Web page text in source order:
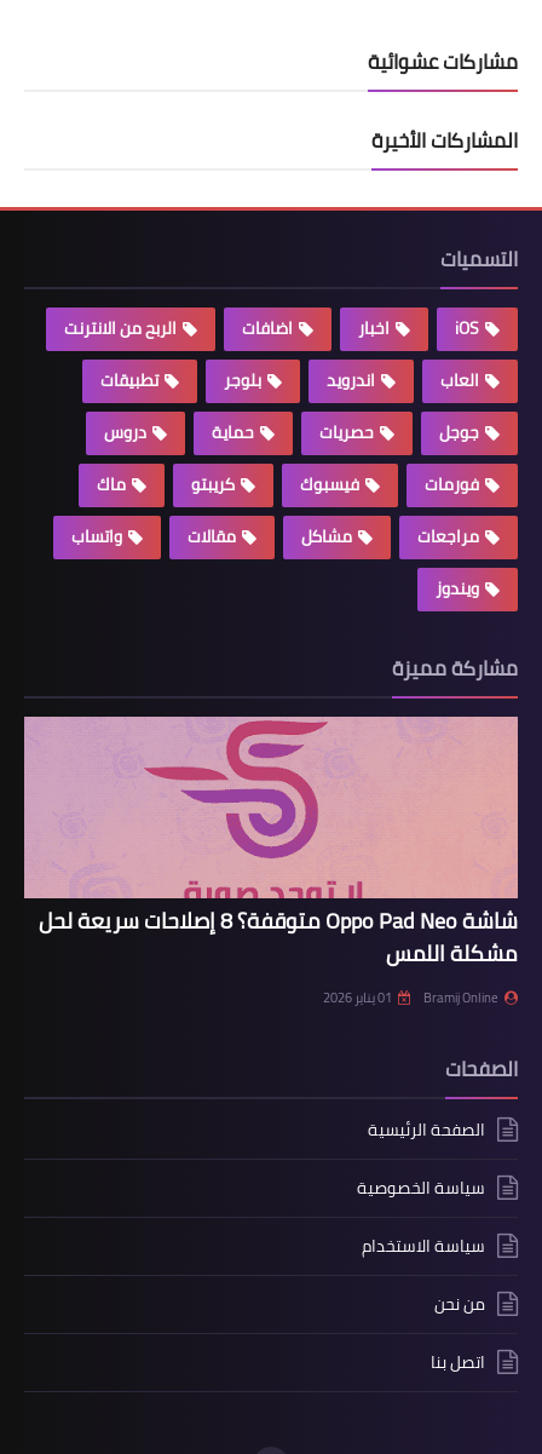
مشاركات عشوائية
المشاركات الأخيرة
التسميات
iOS اخبار اضافات
الربح من الانترنت
العاب
اندرويد بلوجر
تطبيقات
جوجل
حصريات حماية
دروس
فورمات
فيسبوك كريبتو
ماك
مراجعات
مشاكل مقالات
واتساب
ويندوز
مشاركة مميزة
شاشة Oppo Pad Neo متوقفة؟ 8 إصلاحات سريعة لحل
مشكلة اللمس
Bramij Online 01 يناير 2026
الصفحات
الصفحة الرئيسية
سياسة الخصوصية
سياسة الاستخدام
من نحن
اتصل بنا